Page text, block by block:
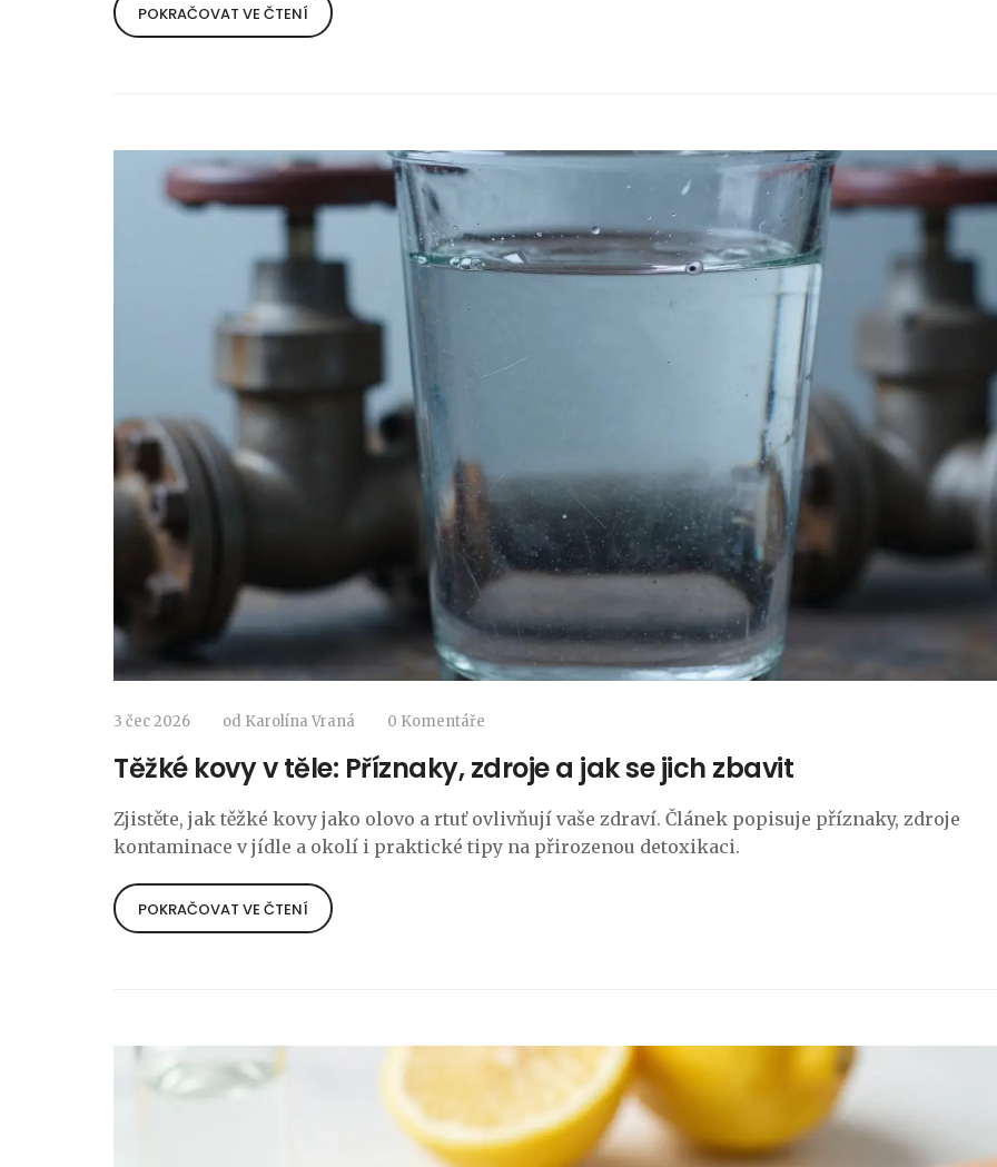
POKRAČOVAT VE ČTENÍ
3 čec 2026 od Karolína Vraná 0 Komentáře
Těžké kovy v těle: Příznaky, zdroje a jak se jich zbavit
Zjistěte, jak těžké kovy jako olovo a rtuť ovlivňují vaše zdraví. Článek popisuje příznaky, zdroje
kontaminace v jídle a okolí i praktické tipy na přirozenou detoxikaci.
POKRAČOVAT VE ČTENÍ